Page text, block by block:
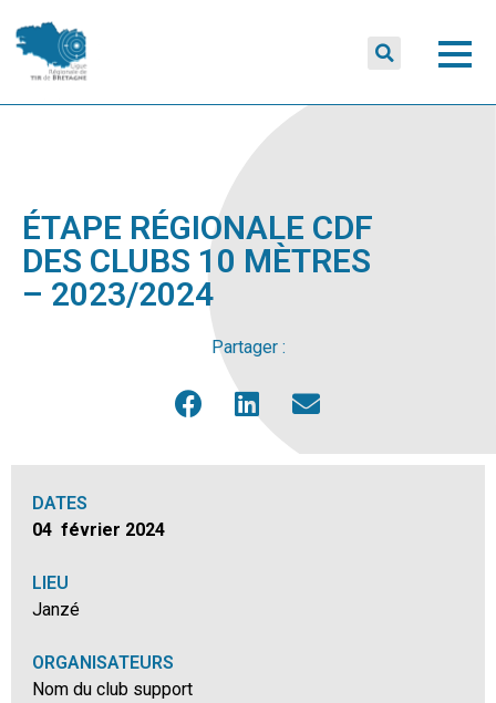
ÉTAPE RÉGIONALE CDF
DES CLUBS 10 MÈTRES
– 2023/2024
Partager :
DATES
04 février 2024
LIEU
Janzé
ORGANISATEURS
Nom du club support